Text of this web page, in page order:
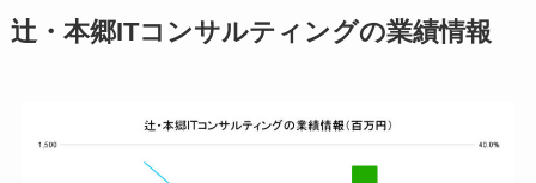
辻・本郷ITコンサルティングの業績情報